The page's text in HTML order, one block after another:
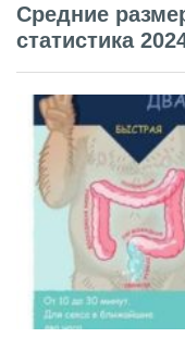
Средние
статистика